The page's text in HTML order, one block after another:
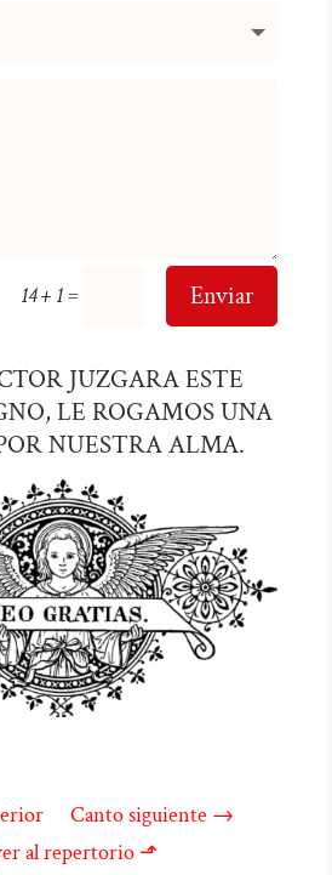
14 + 1= Enviar
JUZGARA ESTE
LE ROGAMOS UNA
NUESTRA ALMA.
Canto siguiente →
al repertorio ⬏